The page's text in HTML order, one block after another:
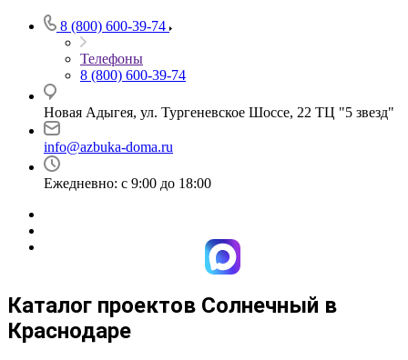
8 (800) 600-39-74
Телефоны
8 (800) 600-39-74
Новая Адыгея, ул. Тургеневское Шоссе, 22 ТЦ "5 звезд"
info@azbuka-doma.ru
Ежедневно: с 9:00 до 18:00
Каталог проектов Солнечный в
Краснодаре